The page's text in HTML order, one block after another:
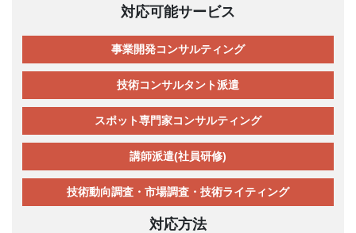
対応可能サービス
事業開発コンサルティング
技術コンサルタント派遣
スポット専門家コンサルティング
講師派遣(社員研修)
技術動向調査・市場調査・技術ライティング
対応方法